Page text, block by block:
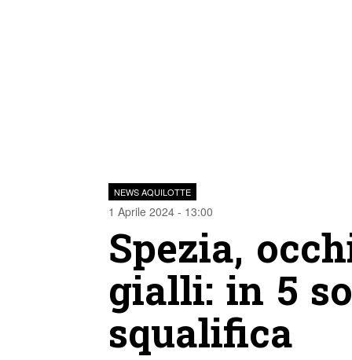
NEWS AQUILOTTE
1 Aprile 2024 - 13:00
Spezia,
gialli: in 5
squalifica